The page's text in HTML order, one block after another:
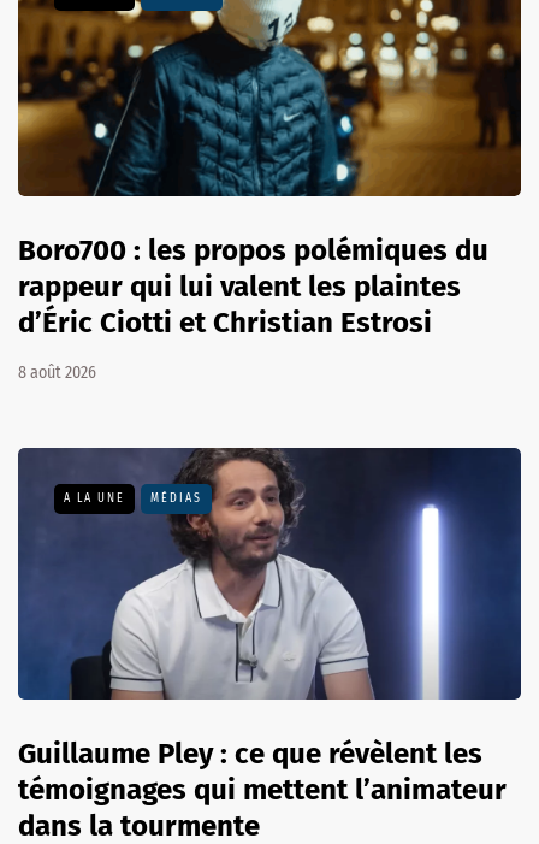
Boro700 : les propos polémiques du
rappeur qui lui valent les plaintes
d’Éric Ciotti et Christian Estrosi
8 août 2026
A LA UNE MÉDIAS
Guillaume Pley : ce que révèlent les
témoignages qui mettent l’animateur
dans la tourmente